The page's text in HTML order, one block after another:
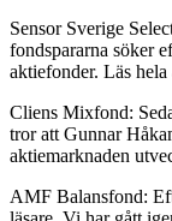
Sensor Sverige
fondspararna söker
aktiefonder. Läs hela
Cliens Mixfond:
tror att Gunnar
aktiemarknaden
AMF Balansfond: